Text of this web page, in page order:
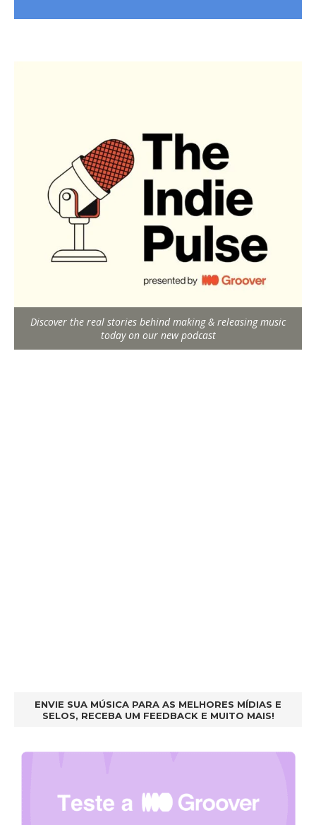
Discover the real stories behind making & releasing music
today on our new podcast
ENVIE SUA MÚSICA PARA AS MELHORES MÍDIAS E
SELOS, RECEBA UM FEEDBACK E MUITO MAIS!